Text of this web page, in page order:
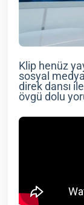
Klip henüz
sosyal
direk dansı
övgü dolu